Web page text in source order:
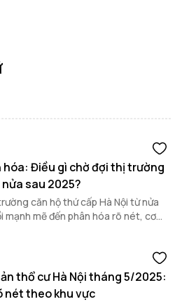
hóa: Điều gì chờ đợi thị trường
sau 2025?
căn hộ thứ cấp Hà Nội từ nửa
mạnh mẽ đến phân hóa rõ nét, cơ
mua ở thực.
thổ cư Hà Nội tháng 5/2025:
nét theo khu vực